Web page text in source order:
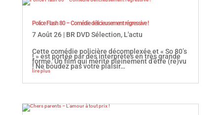
Police Flash 80 – Comédie délicieusement régressive !
7 Août 26| BR DVD Sélection, L'actu
Cette comédie policière décomplexée et « So 80’s
! » est portée par des interprètes en très grande
forme. Un film qui mérite pleinement d’être (re)vu
! Ne boudez pas votre plaisir…
lire plus